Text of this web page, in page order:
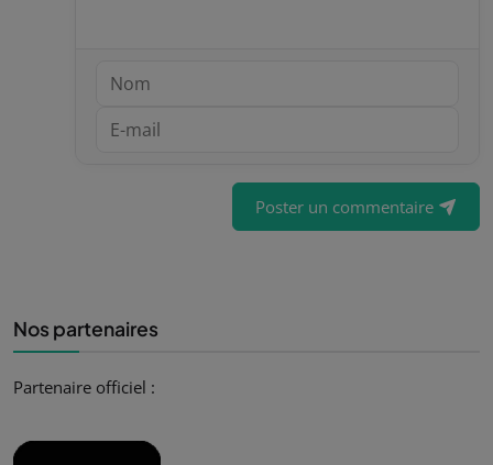
Poster un commentaire
Nos partenaires
Partenaire officiel :